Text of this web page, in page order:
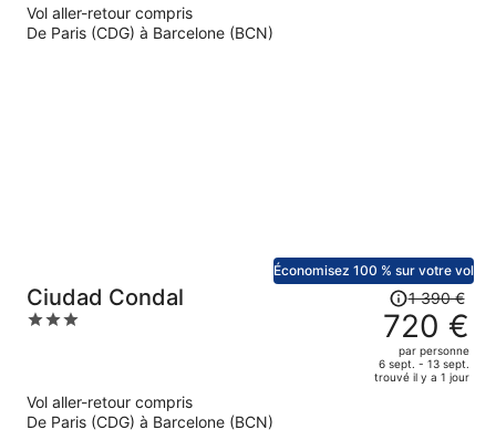
Vol aller-retour compris
De Paris (CDG) à Barcelone (BCN)
Ciudad Condal
3
Économisez 100 % sur votre vol
Le
prix
était
de
1
1 390 €
720 €
par personne
6 sept. - 13 sept.
trouvé il y a 1 jour
Vol aller-retour compris
De Paris (CDG) à Barcelone (BCN)